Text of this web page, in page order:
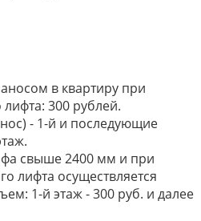
в квартиру при
300 рублей.
- 1-й и последующие
свыше 2400 мм и при
лифта осуществляется
1-й этаж - 300 руб. и далее